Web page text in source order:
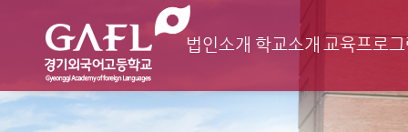
법인소개 학교소개 교육프로